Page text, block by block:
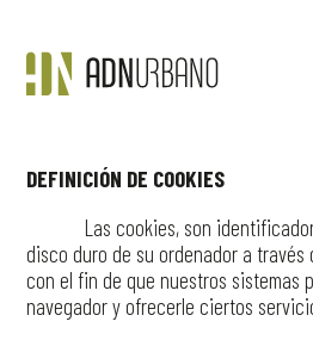
DEFINICIÓN DE COOKIES
Las cookies, son
disco duro de su ordenador a través
con el fin de que nuestros sistemas
navegador y ofrecerle ciertos